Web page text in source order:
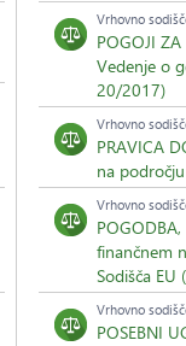
Vrhovno
POGOJI
Vedenje o
20/2017)
Vrhovno
PRAVICA
na
Vrhovno
finančnem
Sodišča
Vrhovno
POSEBNI